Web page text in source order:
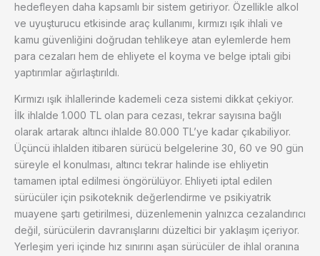
hedefleyen daha kapsamlı bir sistem getiriyor. Özellikle alkol
ve uyuşturucu etkisinde araç kullanımı, kırmızı ışık ihlali ve
kamu güvenliğini doğrudan tehlikeye atan eylemlerde hem
para cezaları hem de ehliyete el koyma ve belge iptali gibi
yaptırımlar ağırlaştırıldı.
Kırmızı ışık ihlallerinde kademeli ceza sistemi dikkat çekiyor.
İlk ihlalde 1.000 TL olan para cezası, tekrar sayısına bağlı
olarak artarak altıncı ihlalde 80.000 TL’ye kadar çıkabiliyor.
Üçüncü ihlalden itibaren sürücü belgelerine 30, 60 ve 90 gün
süreyle el konulması, altıncı tekrar halinde ise ehliyetin
tamamen iptal edilmesi öngörülüyor. Ehliyeti iptal edilen
sürücüler için psikoteknik değerlendirme ve psikiyatrik
muayene şartı getirilmesi, düzenlemenin yalnızca cezalandırıcı
değil, sürücülerin davranışlarını düzeltici bir yaklaşım içeriyor.
Yerleşim yeri içinde hız sınırını aşan sürücüler de ihlal oranına